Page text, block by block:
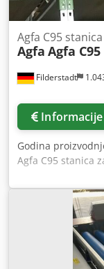
Filderstadt
Agfa C95
Agfa Agfa C95
Godina
Agfa C95 stanica